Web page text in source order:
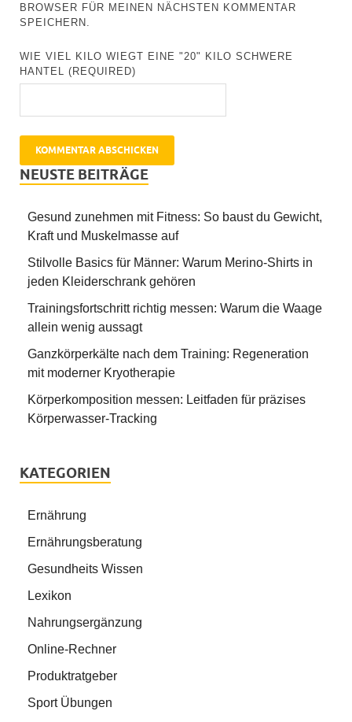
BROWSER FÜR MEINEN NÄCHSTEN KOMMENTAR
SPEICHERN.
WIE VIEL KILO WIEGT EINE "20" KILO SCHWERE
HANTEL (REQUIRED)
NEUSTE BEITRÄGE
Gesund zunehmen mit Fitness: So baust du Gewicht,
Kraft und Muskelmasse auf
Stilvolle Basics für Männer: Warum Merino-Shirts in
jeden Kleiderschrank gehören
Trainingsfortschritt richtig messen: Warum die Waage
allein wenig aussagt
Ganzkörperkälte nach dem Training: Regeneration
mit moderner Kryotherapie
Körperkomposition messen: Leitfaden für präzises
Körperwasser-Tracking
KATEGORIEN
Ernährung
Ernährungsberatung
Gesundheits Wissen
Lexikon
Nahrungsergänzung
Online-Rechner
Produktratgeber
Sport Übungen